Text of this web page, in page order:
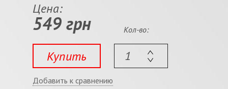
Цена:
549 грн
Купить
Кол-во:
Добавить к сравнению